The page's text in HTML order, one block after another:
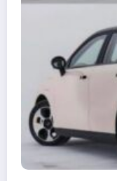
ESTADOS INÍCIO
AGRO
SAÚDE